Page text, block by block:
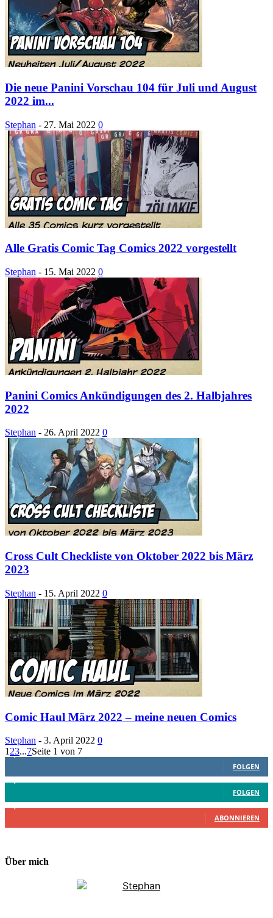
Die neue Panini Vorschau 104 für Juli und August
2022 im...
Stephan - 27. Mai 2022 0
Alle Gratis Comic Tag Comics 2022 vorgestellt
Stephan - 15. Mai 2022 0
Panini Comics Ankündigungen des 2. Halbjahres
2022
Stephan - 26. April 2022 0
Cross Cult Checkliste von Oktober 2022 bis März
2023
Stephan - 15. April 2022 0
Comic Haul März 2022 – meine neuen Comics
Stephan - 3. April 2022 0
1 23...7Seite 1 von 7
1,887
Follower
FOLGEN
FOLGEN
ABONNIEREN
Über mich